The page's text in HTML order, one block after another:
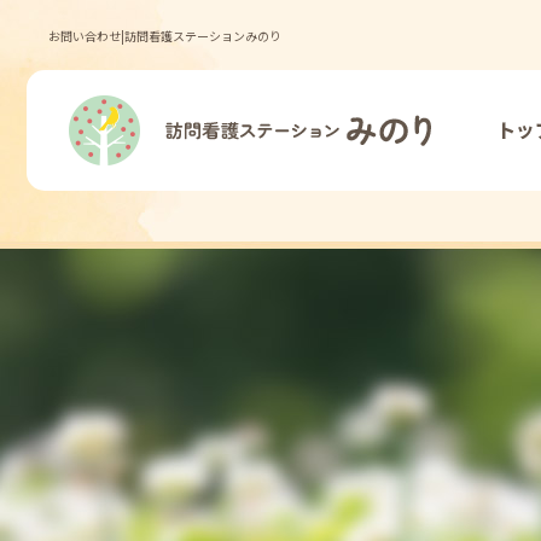
お問い合わせ|訪問看護ステーションみのり